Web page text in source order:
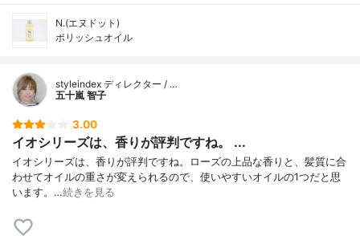
N.(エヌドット)
ポリッシュオイル
styleindex ディレクター / …
五十嵐 智子
3.00
イオシリーズは、香りが評判ですね。 ...
イオシリーズは、香りが評判ですね。ローズの上品な香りと、髪質に合
わせてオイルの重さが変えられるので、使いやすいオイルの1つだと思
います。…続きを見る